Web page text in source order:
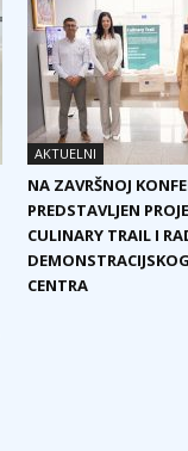
AKTUELNI
NA ZAVRŠNOJ
PREDSTAVLJEN
CULINARY TRAIL I
CENTRA